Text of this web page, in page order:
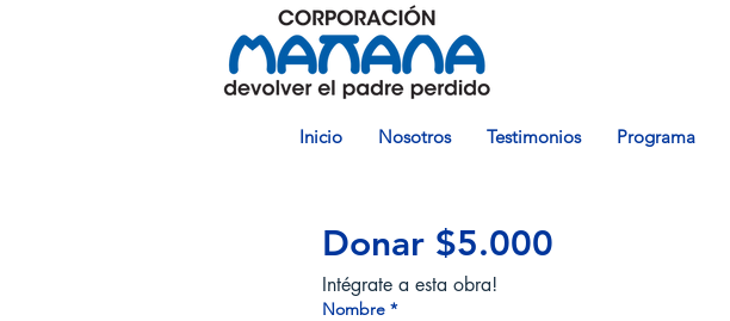
Inicio Nosotros Testimonios Programa
Donar $5.000
Intégrate a esta obra!
Nombre *